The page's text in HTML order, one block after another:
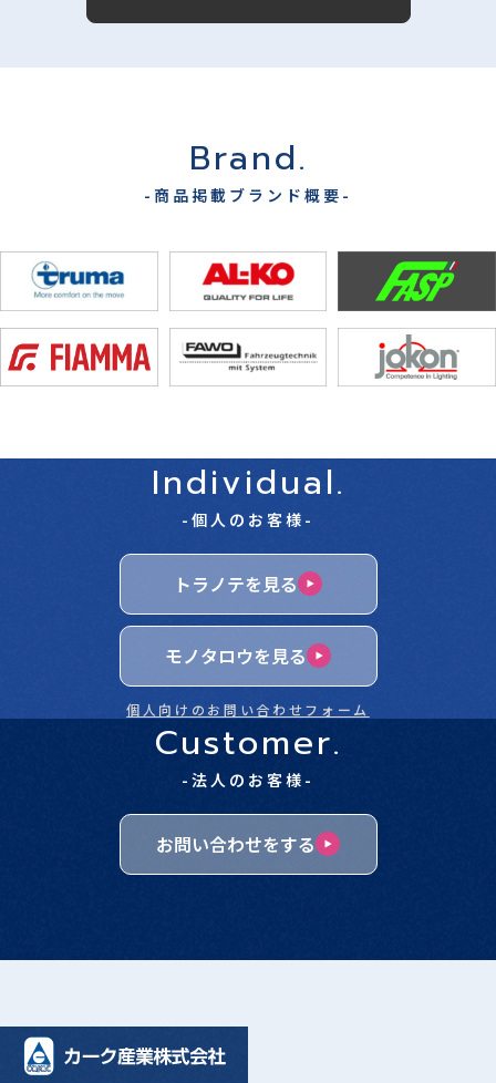
Brand.
-商品掲載ブランド概要-
Individual.
-個人のお客様-
トラノテを見る
モノタロウを見る
個人向けのお問い合わせフォーム
Customer.
-法人のお客様-
お問い合わせをする